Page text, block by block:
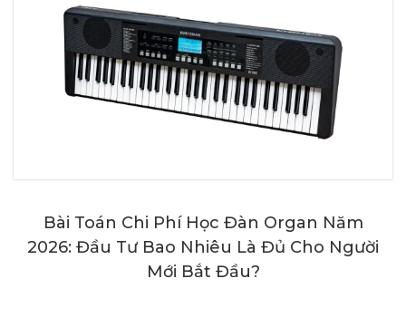
Bài Toán Chi Phí Học Đàn Organ Năm
2026: Đầu Tư Bao Nhiêu Là Đủ Cho Người
Mới Bắt Đầu?